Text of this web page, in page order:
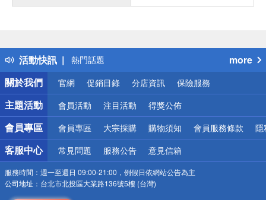
活動快訊
得獎公告
熱門話題
銀行優惠
偏遠地區配送
詐騙網頁！請小心！
more
關於我們
官網 促銷目錄 分店資訊 保險服務
主題活動 會員活動 注目活動 得獎公佈
會員專區 會員專區 大宗採購 購物須知 會員服務條款 隱
客服中心 常見問題 服務公告 意見信箱
服務時間： 週一至週日 09:00-21:00，例假日依網站公告為主
公司地址： 台北市北投區大業路136號5樓 (台灣)